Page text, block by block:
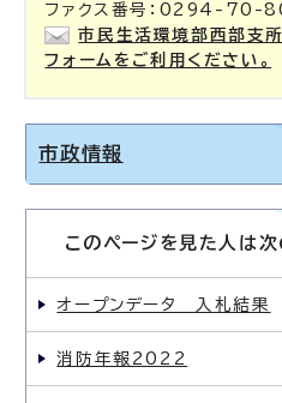
ファクス番号：0294-70-
市民生活環境部西部支
フォームをご利用ください。
市政情報
このページを見た人は
オープンデータ 入札結果
消防年報2022